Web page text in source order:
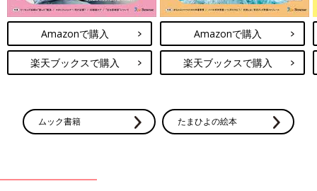
Amazonで購入
楽天ブックスで購入
Amazonで購入
楽天ブックスで購入
ムック書籍 たまひよの絵本